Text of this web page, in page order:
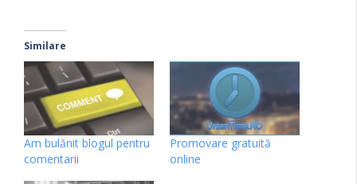
Similare
Am bulănit blogul pentru
comentarii
Promovare gratuită
online